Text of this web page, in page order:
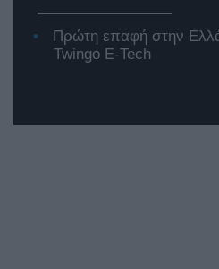
Πρώτη επαφή στην
Twingo E-Tech